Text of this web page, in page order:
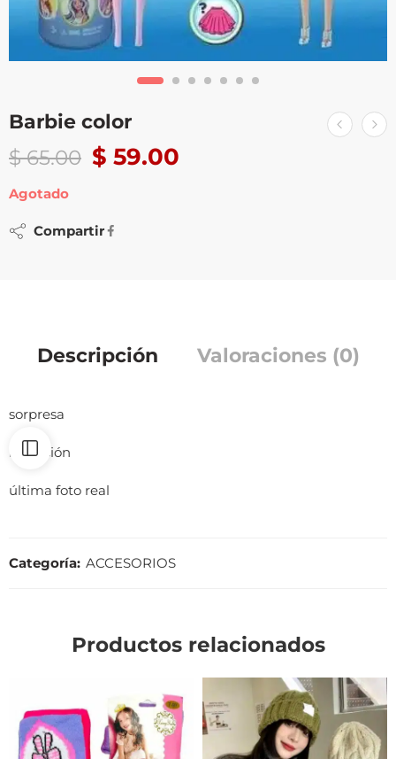
Barbie color
$65.00 $ 59.00
Agotado
Compartir
Descripción Valoraciones (0)
sorpresa
imitación
última foto real
Categoría: ACCESORIOS
Productos relacionados